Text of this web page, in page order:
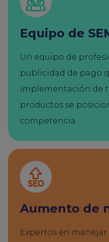
Equipo de
Un equipo de
publicidad de pago
implementación de
productos se
competencia.
Aumento de
Expertos en